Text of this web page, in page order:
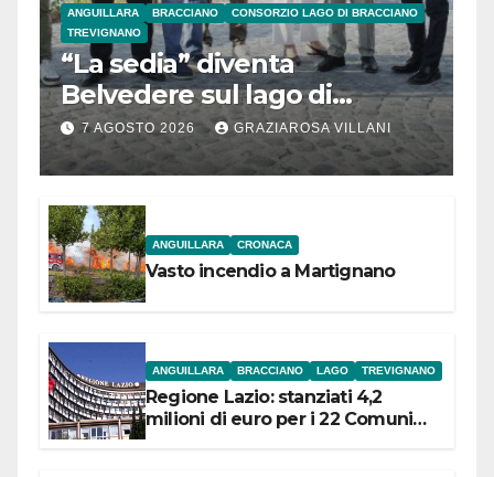
ANGUILLARA BRACCIANO
CONSORZIO LAGO DI BRACCIANO
TREVIGNANO
“La sedia” diventa
Belvedere sul lago di
Bracciano: ieri
l’inaugurazione
7 AGOSTO 2026 GRAZIAROSA VILLANI
ANGUILLARA CRONACA
Vasto incendio a Martignano
ANGUILLARA BRACCIANO LAGO TREVIGNANO
Regione Lazio: stanziati 4,2
milioni di euro per i 22 Comuni